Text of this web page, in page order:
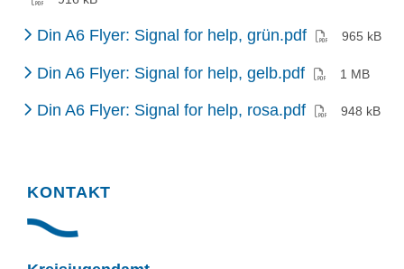
Din A6 Flyer: Signal for help, grün.pdf(PDF)965 kB
Din A6 Flyer: Signal for help, gelb.pdf(PDF)1 MB
Din A6 Flyer: Signal for help, rosa.pdf(PDF)948 kB
KONTAKT